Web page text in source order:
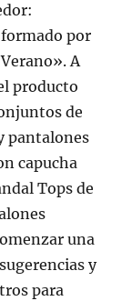
por
A
producto
de
pantalones
capucha
Tops de
una
y
para